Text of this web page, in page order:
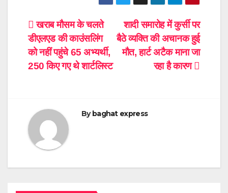
Post
navigation
शादी समारोह में कुर्सी पर
बैठे व्यक्ति की अचानक हुई
मौत, हार्ट अटैक माना जा
रहा है कारण
खराब मौसम के चलते
डीएलएड की काउंसलिंग
को नहीं पहुंचे 65 अभ्यर्थी,
250 किए गए थे शार्टलिस्ट
By baghat express